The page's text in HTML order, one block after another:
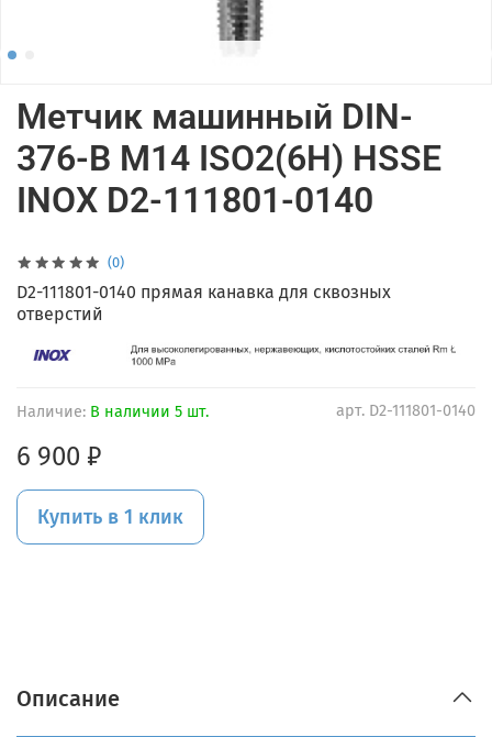
(0)
арт. D2-111801-0140
Наличие: В наличии 5 шт.
Метчик машинный DIN-
376-B M14 ISO2(6H) HSSE
INOX D2-111801-0140
6 900 ₽
Купить в 1 клик
D2-111801-0140 прямая канавка для сквозных
отверстий
Описание